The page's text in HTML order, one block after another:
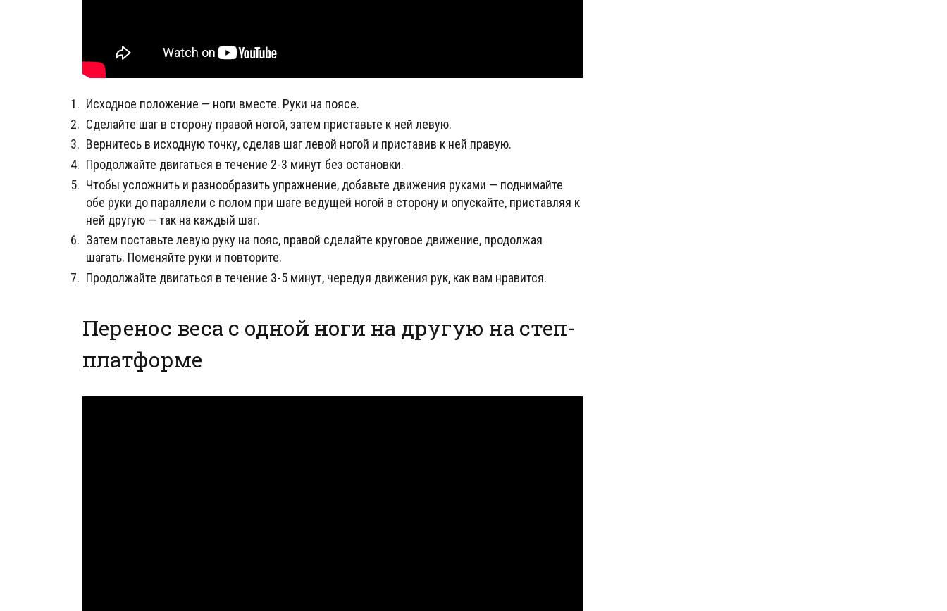
Исходное положение — ноги вместе. Руки на поясе.
Сделайте шаг в сторону правой ногой, затем приставьте к ней левую.
Вернитесь в исходную точку, сделав шаг левой ногой и приставив к ней правую.
Продолжайте двигаться в течение 2-3 минут без остановки.
Чтобы усложнить и разнообразить упражнение, добавьте движения руками — поднимайте
обе руки до параллели с полом при шаге ведущей ногой в сторону и опускайте, приставляя к
ней другую — так на каждый шаг.
Затем поставьте левую руку на пояс, правой сделайте круговое движение, продолжая
шагать. Поменяйте руки и повторите.
Продолжайте двигаться в течение 3-5 минут, чередуя движения рук, как вам нравится.
Перенос веса с одной ноги на другую на степ-
платформе